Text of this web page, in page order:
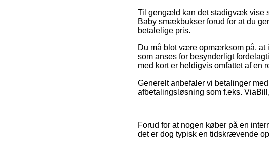
Til gengæld kan det stadigvæk vise
Baby smækbukser forud for at du
betalelige pris.
Du må blot være opmærksom på, at
som anses for besynderligt
med kort er heldigvis omfattet af en
Generelt anbefaler vi betalinger
afbetalingsløsning som f.eks.
Forud for at nogen køber på en
det er dog typisk en tidskrævende